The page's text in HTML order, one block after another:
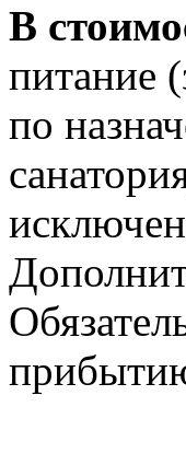
В
питание
по